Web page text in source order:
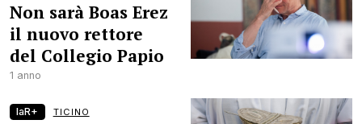
Non sarà Boas Erez
il nuovo rettore
del Collegio Papio
1 anno
laR+ TICINO